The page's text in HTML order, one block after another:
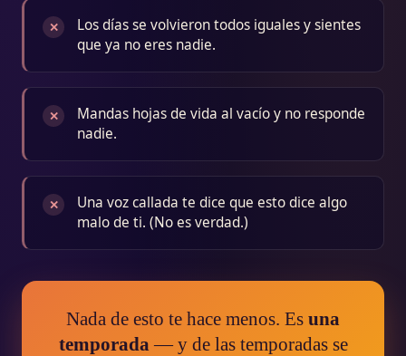
✕
Los días se volvieron todos iguales y sientes
que ya no eres nadie.
✕
Mandas hojas de vida al vacío y no responde
nadie.
✕
Una voz callada te dice que esto dice algo
malo de ti. (No es verdad.)
Nada de esto te hace menos. Es una
temporada — y de las temporadas se